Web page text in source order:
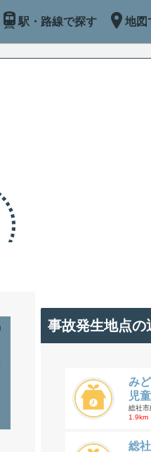
駅・路線で探す 地図
事故発生地点の
み
児
総社
1.9km
総